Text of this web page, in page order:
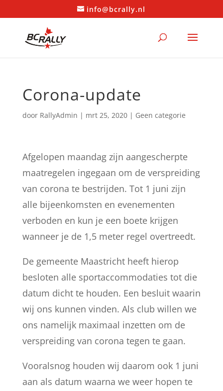
info@bcrally.nl
Corona-update
door RallyAdmin | mrt 25, 2020| Geen categorie
Afgelopen maandag zijn aangescherpte
maatregelen ingegaan om de verspreiding
van corona te bestrijden. Tot 1 juni zijn
alle bijeenkomsten en evenementen
verboden en kun je een boete krijgen
wanneer je de 1,5 meter regel overtreedt.
De gemeente Maastricht heeft hierop
besloten alle sportaccommodaties tot die
datum dicht te houden. Een besluit waarin
wij ons kunnen vinden. Als club willen we
ons namelijk maximaal inzetten om de
verspreiding van corona tegen te gaan.
Vooralsnog houden wij daarom ook 1 juni
aan als datum waarna we weer hopen te